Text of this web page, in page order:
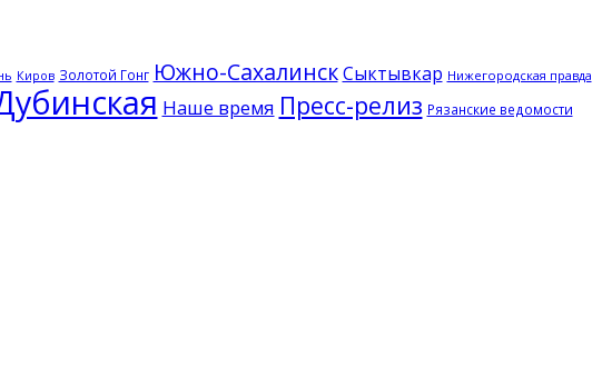
Киров Золотой Гонг Южно-Сахалинск Сыктывкар Нижегородская правда
Наше время Пресс-релиз Рязанские ведомости